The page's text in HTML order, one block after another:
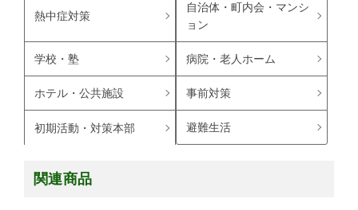
熱中症対策
自治体・町内会・マンシ
ョン
学校・塾 病院・老人ホーム
ホテル・公共施設 事前対策
初期活動・対策本部 避難生活
関連商品